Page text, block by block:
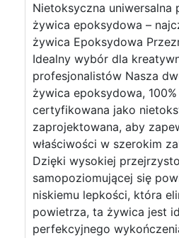
Nietoksyczna uniwersalna
żywica epoksydowa –
żywica Epoksydowa
Idealny wybór dla
profesjonalistów Nasza
żywica epoksydowa,
certyfikowana jako
zaprojektowana, aby
właściwości w szerokim
Dzięki wysokiej
samopoziomującej się
niskiemu lepkości, która
powietrza, ta żywica jest
perfekcyjnego